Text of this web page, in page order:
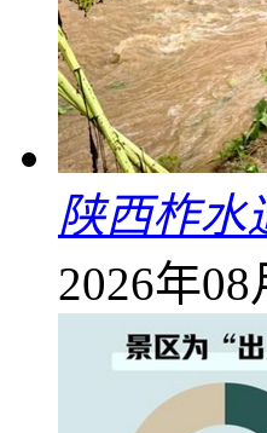
陕西柞水
2026年08